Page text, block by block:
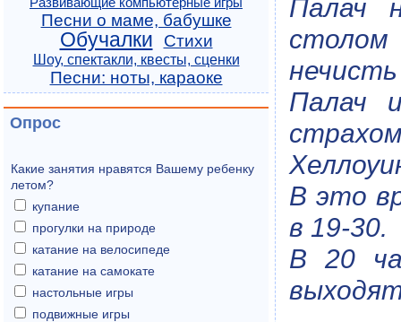
Палач
столом
Палач
В это
в 19-30.
В 20
Песни о маме, бабушке
Обучалки Стихи
Шоу, спектакли, квесты, сценки
Песни: ноты, караоке
Опрос
Какие занятия нравятся Вашему ребенку
летом?
купание
прогулки на природе
катание на велосипеде
катание на самокате
настольные игры
подвижные игры